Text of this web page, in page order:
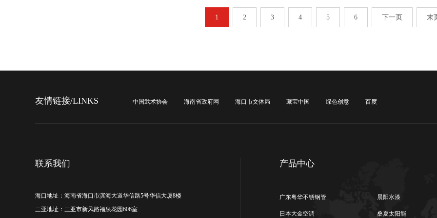
1 2 3 4 5 6 下一页 末
友情链接/LINKS 中国武术协会 海南省政府网 海口市文体局 藏宝中国 绿色创意 百度
联系我们
海口地址：海南省海口市滨海大道华信路5号华信大厦8楼
三亚地址：三亚市新风路福泉花园606室
产品中心
广东粤华不锈钢管 晨阳水漆
日本大金空调 桑夏太阳能